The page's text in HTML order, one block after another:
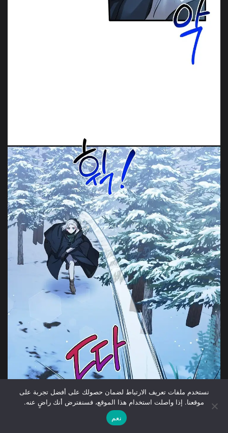
نستخدم ملفات تعريف الارتباط لضمان حصولك على أفضل تجربة على
موقعنا. إذا واصلت استخدام هذا الموقع، فسنفترض أنك راضٍ عنه.
نعم